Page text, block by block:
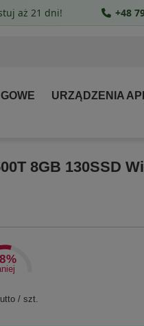
URZĄDZENIA
8GB 130SSD
/ szt.
aż 21 dni! +48